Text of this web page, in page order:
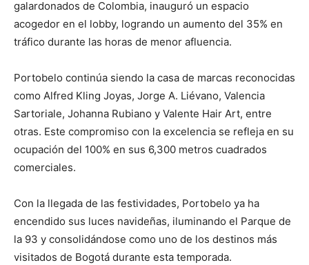
galardonados de Colombia, inauguró un espacio
acogedor en el lobby, logrando un aumento del 35% en
tráfico durante las horas de menor afluencia.
Portobelo continúa siendo la casa de marcas reconocidas
como Alfred Kling Joyas, Jorge A. Liévano, Valencia
Sartoriale, Johanna Rubiano y Valente Hair Art, entre
otras. Este compromiso con la excelencia se refleja en su
ocupación del 100% en sus 6,300 metros cuadrados
comerciales.
Con la llegada de las festividades, Portobelo ya ha
encendido sus luces navideñas, iluminando el Parque de
la 93 y consolidándose como uno de los destinos más
visitados de Bogotá durante esta temporada.